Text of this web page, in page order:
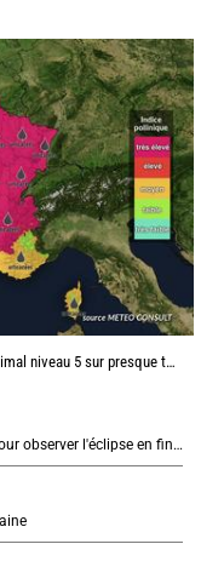
sur presque toute la France lundi
La visibilité atmosphérique sera-t-elle suffisante pour observer l'éclipse en fin de journée ?